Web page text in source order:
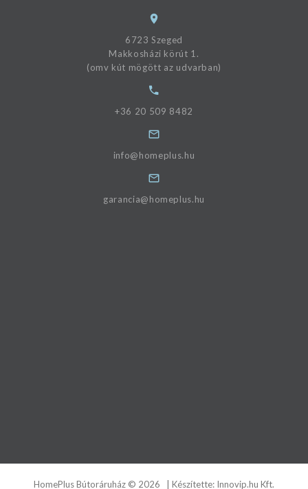
6723 Szeged
Makkosházi körút 1.
(omv kút mögött az udvarban)
+36 20 509 8482
info@homeplus.hu
garancia@homeplus.hu
HomePlus Bútoráruház © 2026 | Készítette: Innovip.hu Kft.